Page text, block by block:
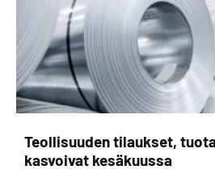
Teollisuuden tilaukset,
kasvoivat kesäkuussa